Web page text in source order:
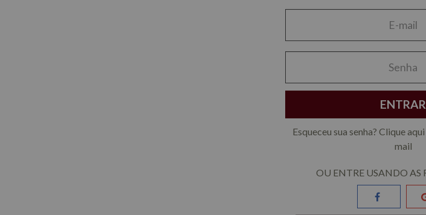
ENTRAR
Esqueceu sua senha? Clique aqui
mail